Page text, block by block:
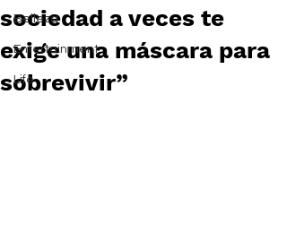
Belleza
Entertainment
Life
sociedad a veces te
exige una máscara para
sobrevivir”